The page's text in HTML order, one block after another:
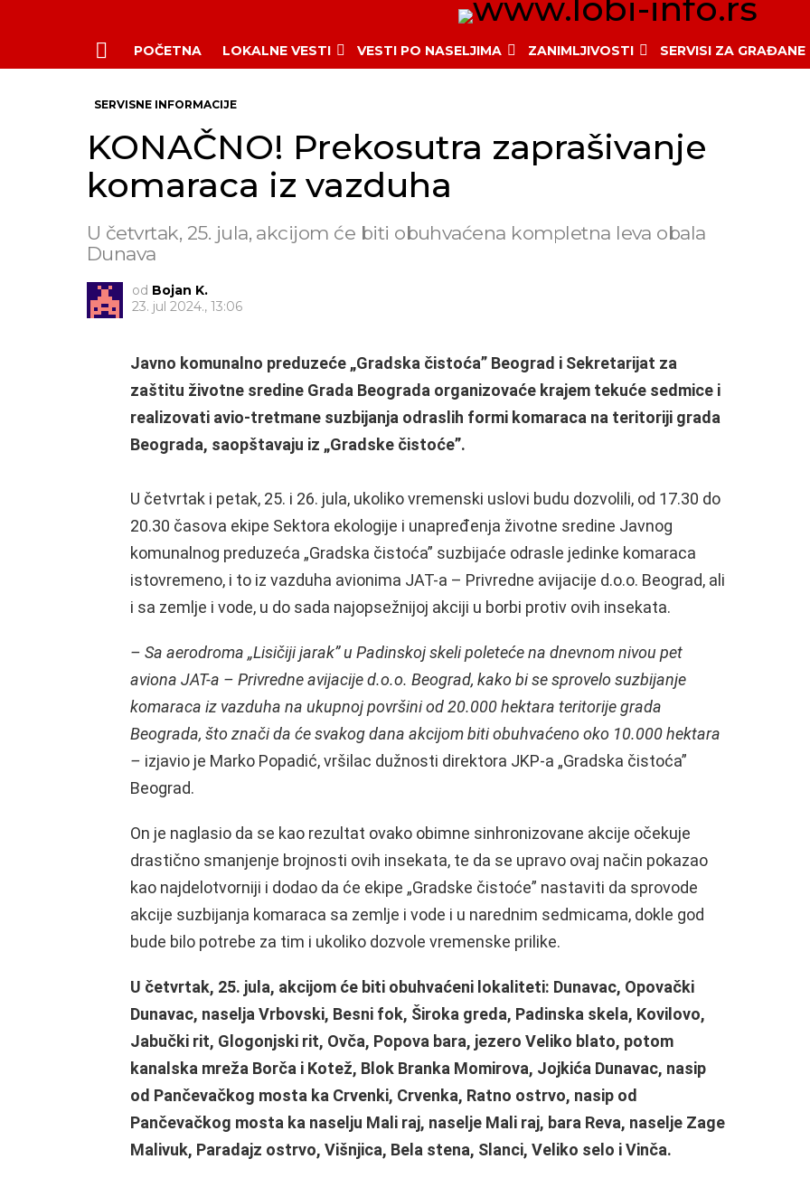
Menu
POČETNA LOKALNE VESTI VESTI PO NASELJIMA ZANIMLJIVOSTI SERVISI ZA GRAĐANE
SERVISNE INFORMACIJE
KONAČNO! Prekosutra zaprašivanje
komaraca iz vazduha
U četvrtak, 25. jula, akcijom će biti obuhvaćena kompletna leva obala
Dunava
od Bojan K.
23. jul 2024., 13:06
Javno komunalno preduzeće „Gradska čistoća” Beograd i Sekretarijat za
zaštitu životne sredine Grada Beograda organizovaće krajem tekuće sedmice i
realizovati avio-tretmane suzbijanja odraslih formi komaraca na teritoriji grada
Beograda, saopštavaju iz „Gradske čistoće”.
U četvrtak i petak, 25. i 26. jula, ukoliko vremenski uslovi budu dozvolili, od 17.30 do
20.30 časova ekipe Sektora ekologije i unapređenja životne sredine Javnog
komunalnog preduzeća „Gradska čistoća” suzbijaće odrasle jedinke komaraca
istovremeno, i to iz vazduha avionima JAT-a – Privredne avijacije d.o.o. Beograd, ali
i sa zemlje i vode, u do sada najopsežnijoj akciji u borbi protiv ovih insekata.
– Sa aerodroma „Lisičiji jarak” u Padinskoj skeli poleteće na dnevnom nivou pet
aviona JAT-a – Privredne avijacije d.o.o. Beograd, kako bi se sprovelo suzbijanje
komaraca iz vazduha na ukupnoj površini od 20.000 hektara teritorije grada
Beograda, što znači da će svakog dana akcijom biti obuhvaćeno oko 10.000 hektara
– izjavio je Marko Popadić, vršilac dužnosti direktora JKP-a „Gradska čistoća”
Beograd.
On je naglasio da se kao rezultat ovako obimne sinhronizovane akcije očekuje
drastično smanjenje brojnosti ovih insekata, te da se upravo ovaj način pokazao
kao najdelotvorniji i dodao da će ekipe „Gradske čistoće” nastaviti da sprovode
akcije suzbijanja komaraca sa zemlje i vode i u narednim sedmicama, dokle god
bude bilo potrebe za tim i ukoliko dozvole vremenske prilike.
U četvrtak, 25. jula, akcijom će biti obuhvaćeni lokaliteti: Dunavac, Opovački
Dunavac, naselja Vrbovski, Besni fok, Široka greda, Padinska skela, Kovilovo,
Jabučki rit, Glogonjski rit, Ovča, Popova bara, jezero Veliko blato, potom
kanalska mreža Borča i Kotež, Blok Branka Momirova, Jojkića Dunavac, nasip
od Pančevačkog mosta ka Crvenki, Crvenka, Ratno ostrvo, nasip od
Pančevačkog mosta ka naselju Mali raj, naselje Mali raj, bara Reva, naselje Zage
Malivuk, Paradajz ostrvo, Višnjica, Bela stena, Slanci, Veliko selo i Vinča.